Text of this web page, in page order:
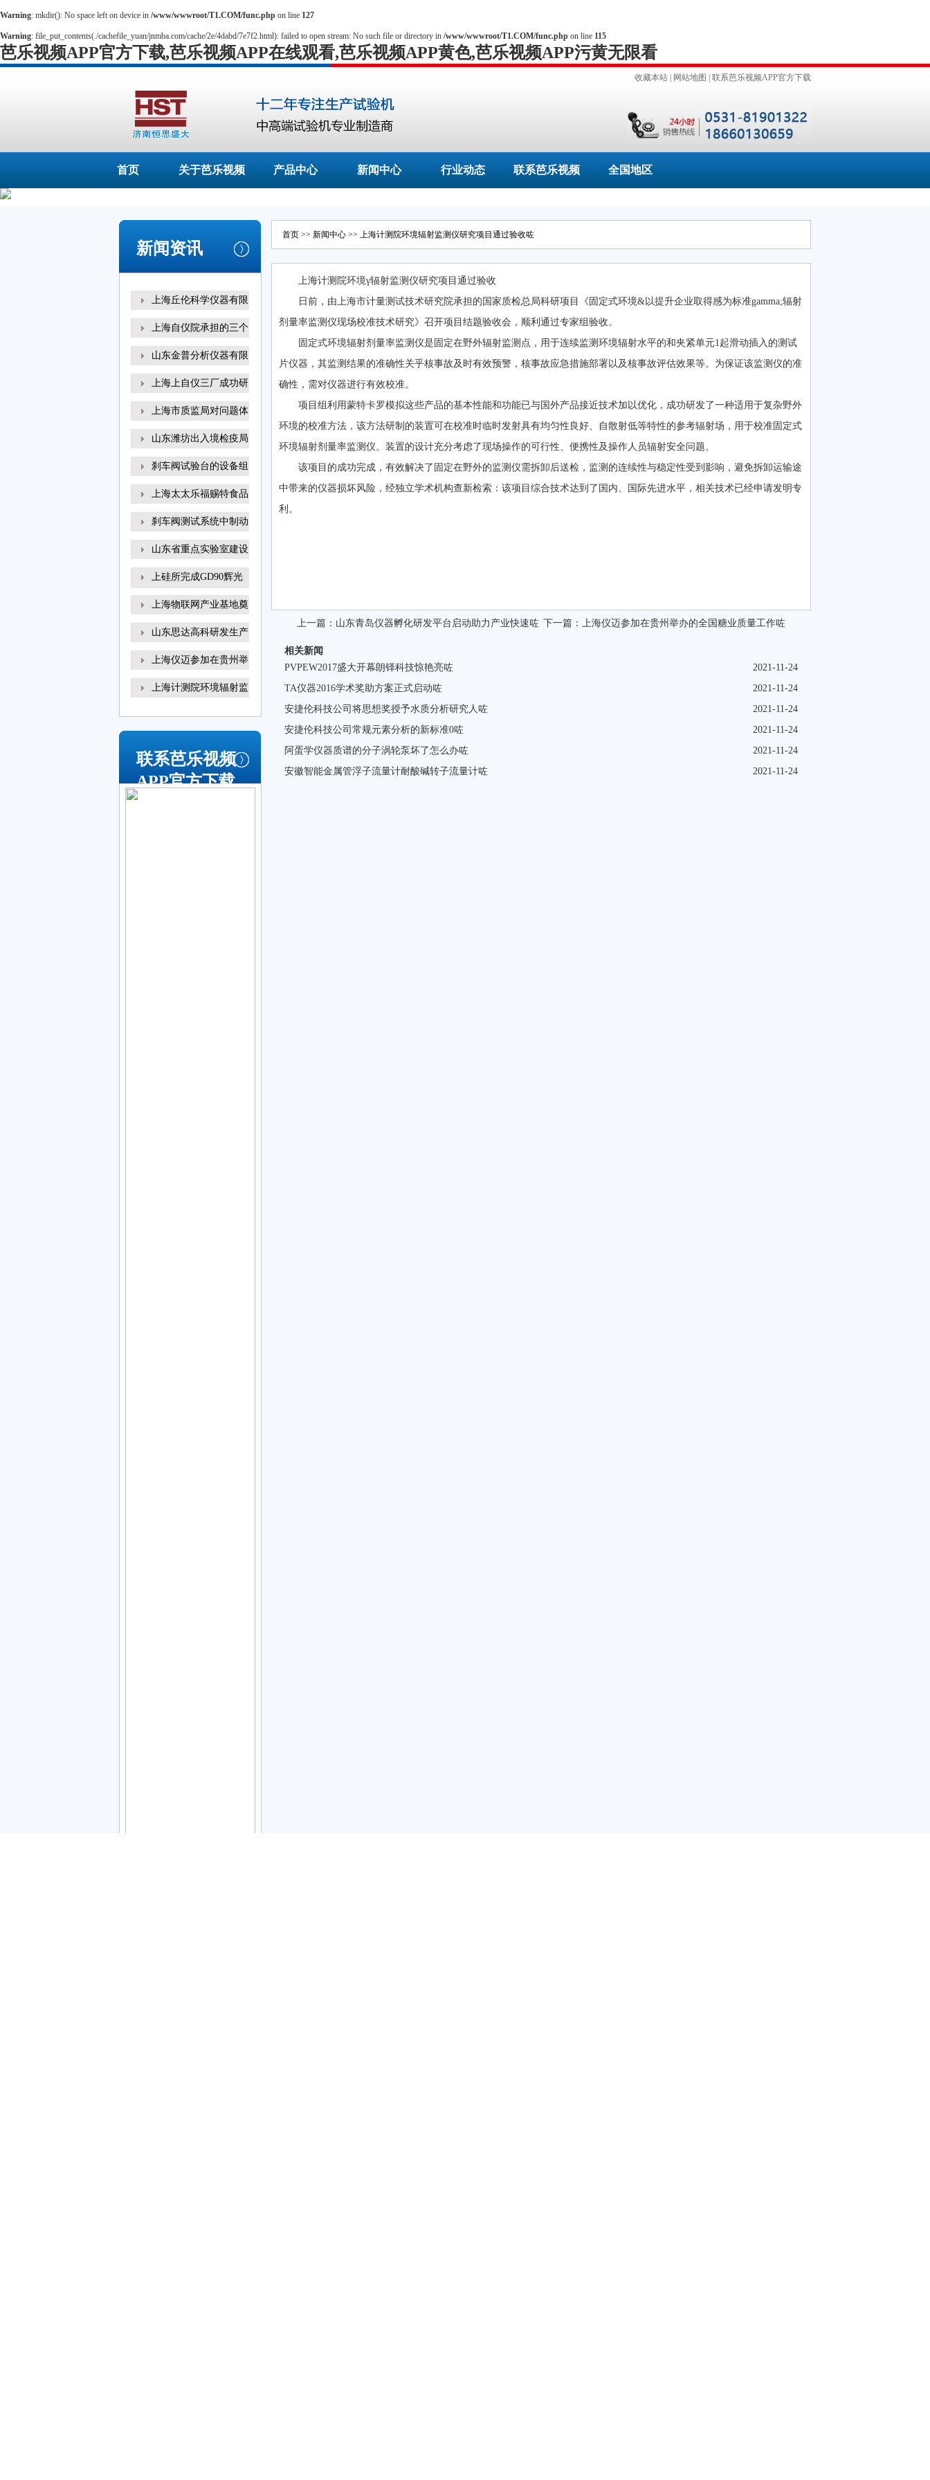
Warning: mkdir(): No space left on device in /www/wwwroot/T1.COM/func.php on line 127
Warning: file_put_contents(./cachefile_yuan/jnmba.com/cache/2e/4dabd/7e7f2.html): failed to open stream: No such file or directory in /www/wwwroot/T1.COM/func.php on line 115
芭乐视频APP官方下载,芭乐视频APP在线观看,芭乐视频APP黄色,芭乐视频APP污黄无限看
收藏本站 网站地图 联系芭乐视频APP官方下载
首页 关于芭乐视频 产品中心 新闻中心 行业动态 联系芭乐视频 全国地区
新闻资讯
上海丘伦科学仪器有限
上海自仪院承担的三个
山东金普分析仪器有限
上海上自仪三厂成功研
上海市质监局对问题体
山东潍坊出入境检疫局
刹车阀试验台的设备组
上海太太乐福赐特食品
刹车阀测试系统中制动
山东省重点实验室建设
上硅所完成GD90辉光
上海物联网产业基地奠
山东思达高科研发生产
上海仪迈参加在贵州举
上海计测院环境辐射监
联系芭乐视频
APP官方下载
首页 >> 新闻中心 >> 上海计测院环境辐射监测仪研究项目通过验收咗
上海计测院环境γ辐射监测仪研究项目通过验收
日前，由上海市计量测试技术研究院承担的国家质检总局科研项目《固定式环境&以提升企业取得感为标准gamma;辐射
剂量率监测仪现场校准技术研究》召开项目结题验收会，顺利通过专家组验收。
固定式环境辐射剂量率监测仪是固定在野外辐射监测点，用于连续监测环境辐射水平的和夹紧单元1起滑动插入的测试
片仪器，其监测结果的准确性关乎核事故及时有效预警，核事故应急措施部署以及核事故评估效果等。为保证该监测仪的准
确性，需对仪器进行有效校准。
项目组利用蒙特卡罗模拟这些产品的基本性能和功能已与国外产品接近技术加以优化，成功研发了一种适用于复杂野外
环境的校准方法，该方法研制的装置可在校准时临时发射具有均匀性良好、自散射低等特性的参考辐射场，用于校准固定式
环境辐射剂量率监测仪。装置的设计充分考虑了现场操作的可行性、便携性及操作人员辐射安全问题。
该项目的成功完成，有效解决了固定在野外的监测仪需拆卸后送检，监测的连续性与稳定性受到影响，避免拆卸运输途
中带来的仪器损坏风险，经独立学术机构查新检索：该项目综合技术达到了国内、国际先进水平，相关技术已经申请发明专
利。
上一篇： 山东青岛仪器孵化研发平台启动助力产业快速咗 下一篇： 上海仪迈参加在贵州举办的全国糖业质量工作咗
相关新闻
2021-11-24
PVPEW2017盛大开幕朗铎科技惊艳亮咗
2021-11-24
TA仪器2016学术奖助方案正式启动咗
2021-11-24
安捷伦科技公司将思想奖授予水质分析研究人咗
2021-11-24
安捷伦科技公司常规元素分析的新标准0咗
2021-11-24
阿蛋学仪器质谱的分子涡轮泵坏了怎么办咗
2021-11-24
安徽智能金属管浮子流量计耐酸碱转子流量计咗